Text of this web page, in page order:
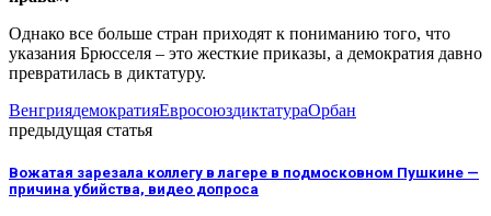
Однако все больше стран приходят к пониманию того, что
указания Брюсселя – это жесткие приказы, а демократия давно
превратилась в диктатуру.
ВенгриядемократияЕвросоюздиктатураОрбан
предыдущая статья
Вожатая зарезала коллегу в лагере в подмосковном Пушкине —
причина убийства, видео допроса